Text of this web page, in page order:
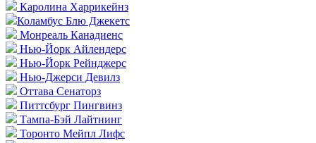
Каролина Харрикейнз
Коламбус Блю Джекетс
Монреаль Канадиенс
Нью-Йорк Айлендерс
Нью-Йорк Рейнджерс
Нью-Джерси Девилз
Оттава Сенаторз
Питтсбург Пингвинз
Тампа-Бэй Лайтнинг
Торонто Мейпл Лифс